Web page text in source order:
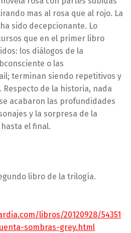
mas al rosa que al rojo. La
sido decepcionante. Lo
que en el primer libro
los diálogos de la
o las
terminan siendo repetitivos y
de la historia, nada
acabaron las profundidades
y la sorpresa de la
el final.
libro de la trilogía.
libros/20120928/54351
sombras-grey.html